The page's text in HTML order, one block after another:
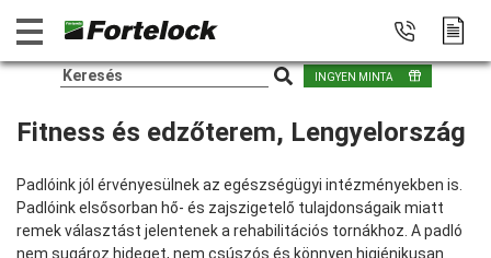
INGYEN MINTA
Fitness és edzőterem, Lengyelország
Padlóink jól érvényesülnek az egészségügyi intézményekben is.
Padlóink elsősorban hő- és zajszigetelő tulajdonságaik miatt
remek választást jelentenek a rehabilitációs tornákhoz. A padló
nem sugároz hideget, nem csúszós és könnyen higiénikusan